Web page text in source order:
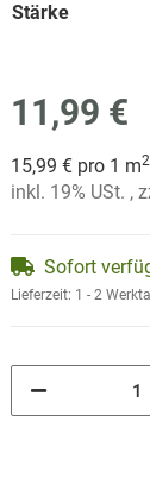
Stärke
11,99 €
15,99 € pro 1 m2
inkl. 19% USt. ,
Sofort
Lieferzeit: 1 - 2